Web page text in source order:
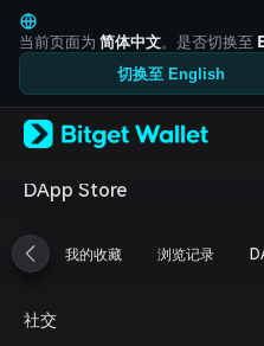
English
日本語
Tiếng Việt
Русский
Español (Latinoamérica)
Türkçe
Français
简体中文
繁體中文
Bahasa Indonesia
ภาษาไทย
当前页面为 简体中文。是否切换至
切换至 English
DApp Store
我的收藏 浏览记录
社交